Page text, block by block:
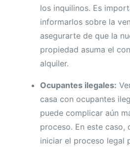
los inquilinos. Es
informarlos sobre la
asegurarte de que la
propiedad asuma el
alquiler.
Ocupantes ilegales:
casa con ocupantes
puede complicar aún
proceso. En este caso,
iniciar el proceso legal